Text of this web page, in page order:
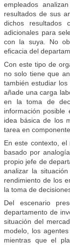
empleados
resultados de sus
dichos resultados
adicionales para
con la suya. No
eficacia del
Con este tipo de
no solo tiene que
también estudiar
añade una carga
en la toma de
información
idea básica de los
tarea en
En este contexto, el
basado por
propio jefe de
analizar la
rendimiento de los
la toma de
Del escenario
departamento de
situación del
modelo, los
mientras que el